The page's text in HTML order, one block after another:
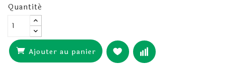
Quantité
Ajouter au panier